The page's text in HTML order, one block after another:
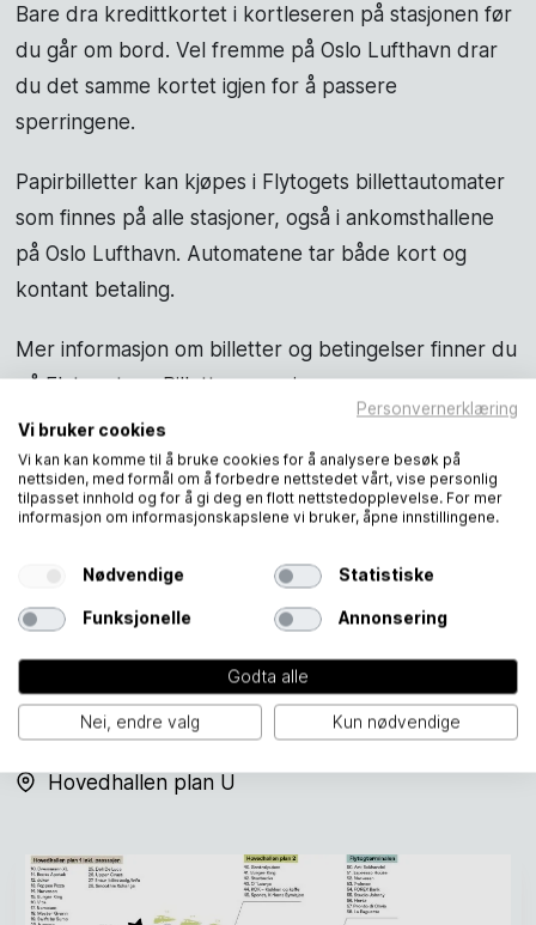
Bare dra kredittkortet i kortleseren på stasjonen før
du går om bord. Vel fremme på Oslo Lufthavn drar
du det samme kortet igjen for å passere
sperringene.
Papirbilletter kan kjøpes i Flytogets billettautomater
som finnes på alle stasjoner, også i ankomsthallene
på Oslo Lufthavn. Automatene tar både kort og
kontant betaling.
Mer informasjon om billetter og betingelser finner du
på Flytoget.no:Billetter og priser.
Åpningstider Entur
Mandag – fredag: 07.30 – 20.00
Lørdag og søndag: 10.00 – 18.00
Mandag – fredag: 07.30 – 19.00
Lørdag og søndag: 10.00 – 17.00
Hovedhallen plan U
Personvernerklæring
Vi bruker cookies
Vi kan kan komme til å bruke cookies for å analysere besøk på
nettsiden, med formål om å forbedre nettstedet vårt, vise personlig
tilpasset innhold og for å gi deg en flott nettstedopplevelse. For mer
informasjon om informasjonskapslene vi bruker, åpne innstillingene.
Nødvendige Statistiske
Funksjonelle Annonsering
Godta alle
Nei, endre valg Kun nødvendige